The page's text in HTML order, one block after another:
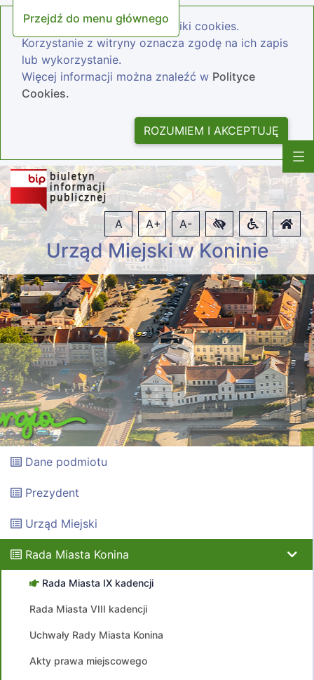
Przejdź do menu głównego
Nasza strona wykorzystuje pliki cookies.
Korzystanie z witryny oznacza zgodę na ich zapis
lub wykorzystanie.
Więcej informacji można znaleźć w Polityce
Cookies.
ROZUMIEM I AKCEPTUJĘ
Urząd Miejski w Koninie
A A+ A-
Dane podmiotu
Prezydent
Urząd Miejski
Rada Miasta Konina
Rada Miasta IX kadencji
Rada Miasta VIII kadencji
Uchwały Rady Miasta Konina
Akty prawa miejscowego